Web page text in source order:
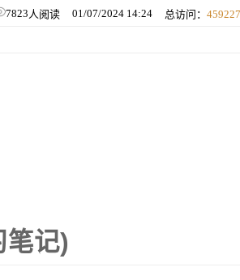
7823人阅读 01/07/2024 14:24 总访问：
记)